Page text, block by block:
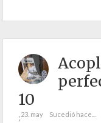
10
;23. may Sucedió hace...